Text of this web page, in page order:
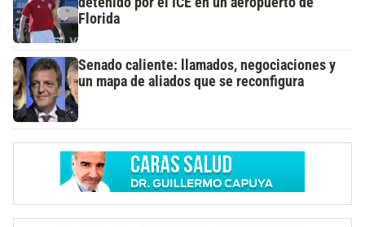
Florida
Senado caliente: llamados, negociaciones y
un mapa de aliados que se reconfigura